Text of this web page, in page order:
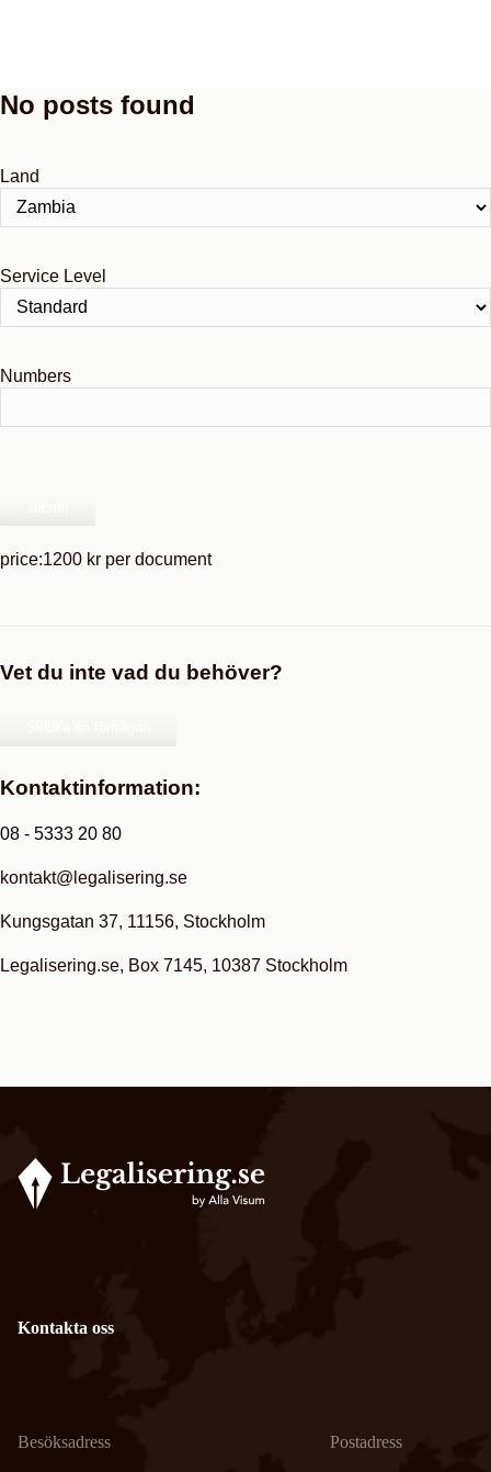
No posts found
Land
Service Level
Numbers
price:1200 kr per document
Vet du inte vad du behöver?
Kontaktinformation:
08 - 5333 20 80
kontakt@legalisering.se
Kungsgatan 37, 11156, Stockholm
Legalisering.se, Box 7145, 10387 Stockholm
Kontakta oss
Besöksadress Postadress